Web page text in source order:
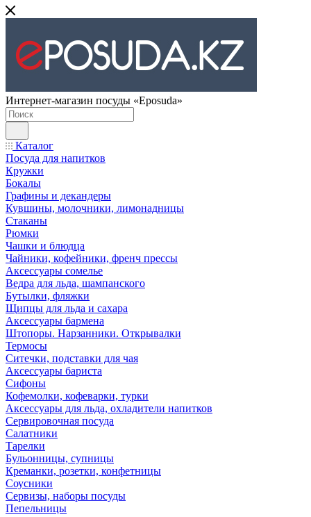
Интернет-магазин посуды «Eposuda»
Каталог
Посуда для напитков
Кружки
Бокалы
Графины и декандеры
Кувшины, молочники, лимонадницы
Стаканы
Рюмки
Чашки и блюдца
Чайники, кофейники, френч прессы
Аксессуары сомелье
Ведра для льда, шампанского
Бутылки, фляжки
Щипцы для льда и сахара
Аксессуары бармена
Штопоры. Нарзанники. Открывалки
Термосы
Ситечки, подставки для чая
Аксессуары бариста
Сифоны
Кофемолки, кофеварки, турки
Аксессуары для льда, охладители напитков
Сервировочная посуда
Салатники
Тарелки
Бульонницы, супницы
Креманки, розетки, конфетницы
Соусники
Сервизы, наборы посуды
Пепельницы